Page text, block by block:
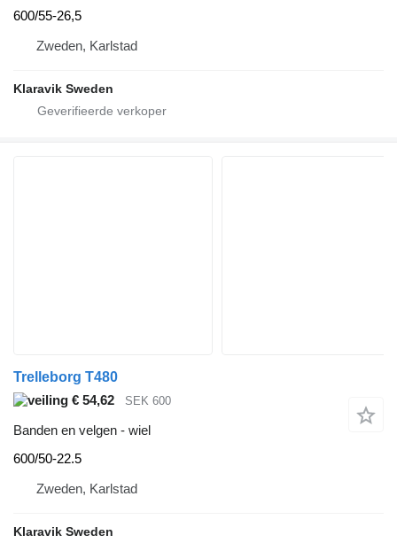
600/55-26,5
Zweden, Karlstad
Klaravik Sweden
Trelleborg T480
€ 54,62
SEK 600
Banden en velgen - wiel
600/50-22.5
Zweden, Karlstad
Klaravik Sweden